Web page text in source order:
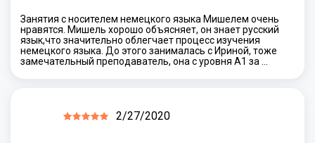
Занятия с носителем немецкого языка Мишелем очень
нравятся. Мишель хорошо объясняет, он знает русский
язык,что значительно облегчает процесс изучения
немецкого языка. До этого занималась с Ириной, тоже
замечательный преподаватель, она с уровня А1 за …
2/27/2020